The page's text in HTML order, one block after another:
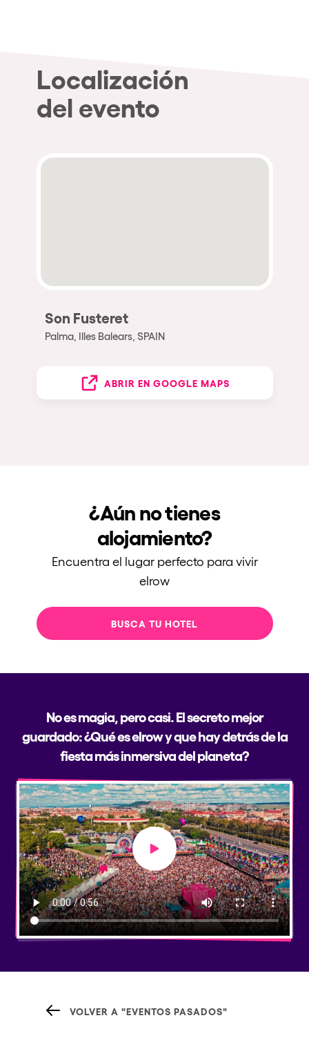
Localización
del evento
Son Fusteret
Palma, Illes Balears, SPAIN
ABRIR EN GOOGLE MAPS
¿Aún no tienes
alojamiento?
Encuentra el lugar perfecto para vivir
elrow
BUSCA TU HOTEL
No es magia, pero casi. El secreto mejor
guardado: ¿Qué es elrow y que hay detrás de la
fiesta más inmersiva del planeta?
Play video
VOLVER A "EVENTOS PASADOS"